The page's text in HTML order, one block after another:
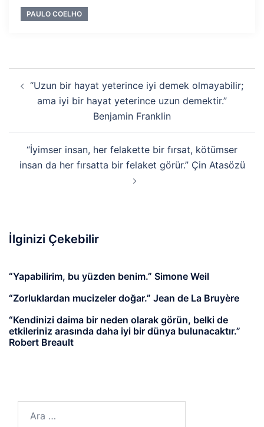
PAULO COELHO
dolaşımı
“Uzun bir hayat yeterince iyi demek olmayabilir;
ama iyi bir hayat yeterince uzun demektir.”
Benjamin Franklin
“İyimser insan, her felakette bir fırsat, kötümser
insan da her fırsatta bir felaket görür.” Çin Atasözü
İlginizi Çekebilir
“Yapabilirim, bu yüzden benim.” Simone Weil
“Zorluklardan mucizeler doğar.” Jean de La Bruyère
“Kendinizi daima bir neden olarak görün, belki de
etkileriniz arasında daha iyi bir dünya bulunacaktır.”
Robert Breault